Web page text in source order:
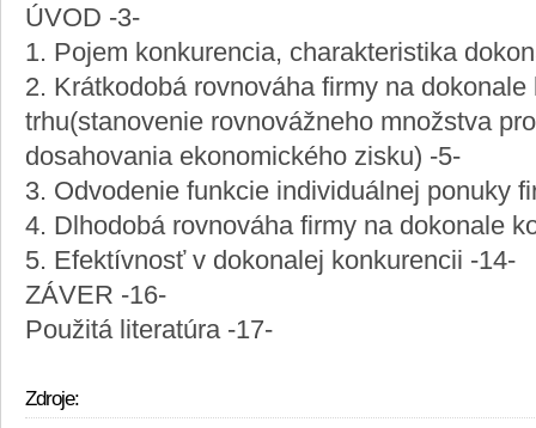
ÚVOD -3-
1. Pojem konkurencia, charakteristika
2. Krátkodobá rovnováha firmy na dokonale
trhu(stanovenie rovnovážneho množstva
dosahovania ekonomického zisku) -5-
3. Odvodenie funkcie individuálnej ponuky
4. Dlhodobá rovnováha firmy na dokonale
5. Efektívnosť v dokonalej konkurencii -14-
ZÁVER -16-
Použitá literatúra -17-
Zdroje: